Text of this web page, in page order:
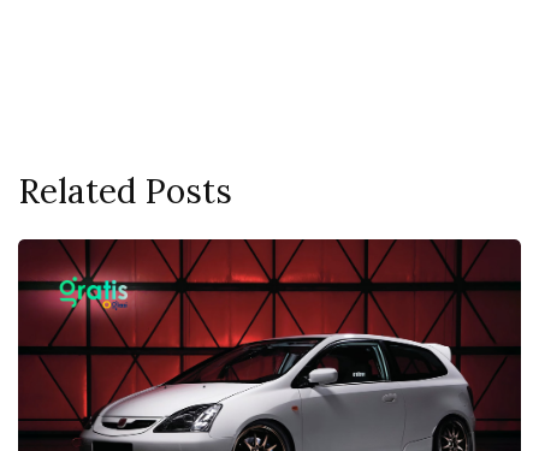
Related Posts